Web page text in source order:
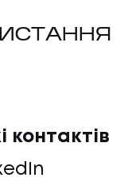
контактів